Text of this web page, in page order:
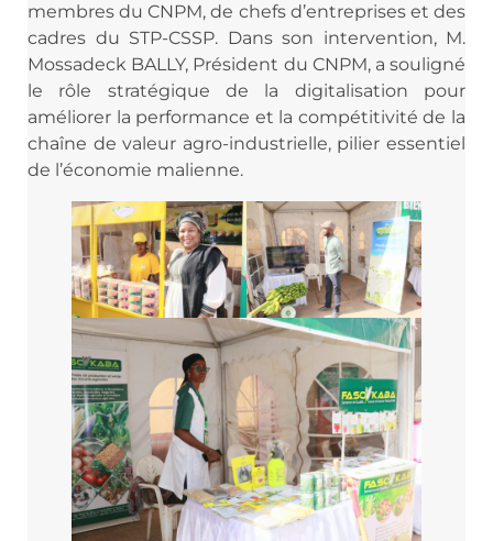
membres du CNPM, de chefs d’entreprises et des
cadres du STP-CSSP. Dans son intervention, M.
Mossadeck BALLY, Président du CNPM, a souligné
le rôle stratégique de la digitalisation pour
améliorer la performance et la compétitivité de la
chaîne de valeur agro-industrielle, pilier essentiel
de l’économie malienne.